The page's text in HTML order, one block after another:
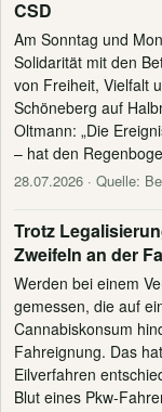
CSD
Am Sonntag und
Solidarität mit den
von Freiheit, Vielfalt
Schöneberg auf
Oltmann: „Die
– hat den
28.07.2026 · Quelle:
Trotz
Zweifeln an der
Werden bei einem
gemessen, die auf
Cannabiskonsum
Fahreignung. Das
Eilverfahren
Blut eines Pkw-